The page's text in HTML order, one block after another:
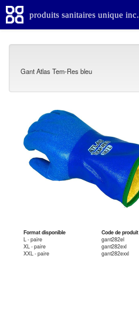
produits sanitaires unique inc.
Gant Atlas Tem-Res bleu
Format disponible
Code de produit
L - paire
gant282el
XL - paire
gant282exl
XXL - paire
gant282exxl